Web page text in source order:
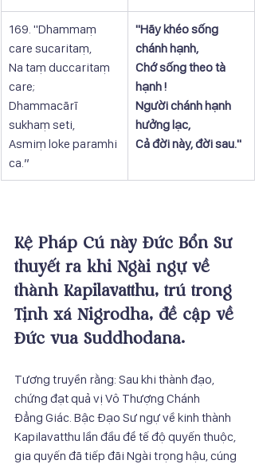
169. "Dhammaṃ
care sucaritaṃ,
Na taṃ duccaritaṃ
care;
Dhammacārī
sukhaṃ seti,
Asmiṃ loke paramhi
ca.”
​"Hãy khéo sống
chánh hạnh,
Chớ sống theo tà
hạnh !
Người chánh hạnh
hưởng lạc,
Cả đời này, đời sau."
Kệ Pháp Cú này Đức Bổn Sư
thuyết ra khi Ngài ngự về
thành Kapilavatthu, trú trong
Tịnh xá Nigrodha, đề cập về
Đức vua Suddhodana.
Tương truyền rằng: Sau khi thành đạo,
chứng đạt quả vị Vô Thượng Chánh
Đẳng Giác. Bậc Đạo Sư ngự về kinh thành
Kapilavatthu lần đầu để tế độ quyến thuộc,
gia quyến đã tiếp đãi Ngài trọng hậu, cúng